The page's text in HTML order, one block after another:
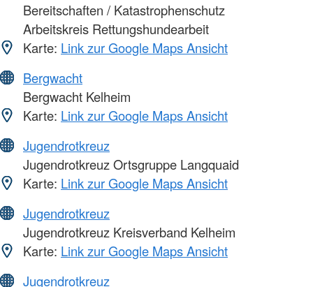
Bereitschaften / Katastrophenschutz
Arbeitskreis Rettungshundearbeit
Karte: Link zur Google Maps Ansicht
Bergwacht
Bergwacht Kelheim
Karte: Link zur Google Maps Ansicht
Jugendrotkreuz
Jugendrotkreuz Ortsgruppe Langquaid
Karte: Link zur Google Maps Ansicht
Jugendrotkreuz
Jugendrotkreuz Kreisverband Kelheim
Karte: Link zur Google Maps Ansicht
Jugendrotkreuz